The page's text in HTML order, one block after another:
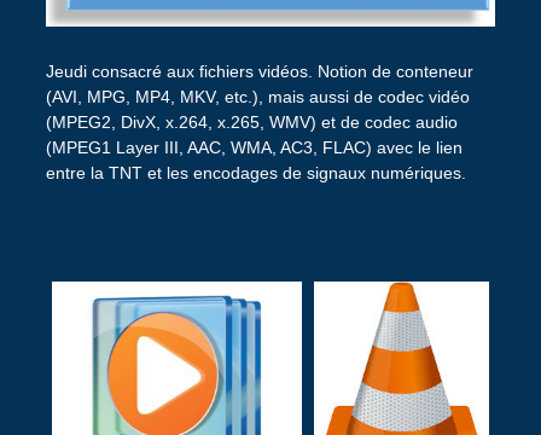
Jeudi consacré aux fichiers vidéos. Notion de conteneur
(AVI, MPG, MP4, MKV, etc.), mais aussi de codec vidéo
(MPEG2, DivX, x.264, x.265, WMV) et de codec audio
(MPEG1 Layer III, AAC, WMA, AC3, FLAC) avec le lien
entre la TNT et les encodages de signaux numériques.